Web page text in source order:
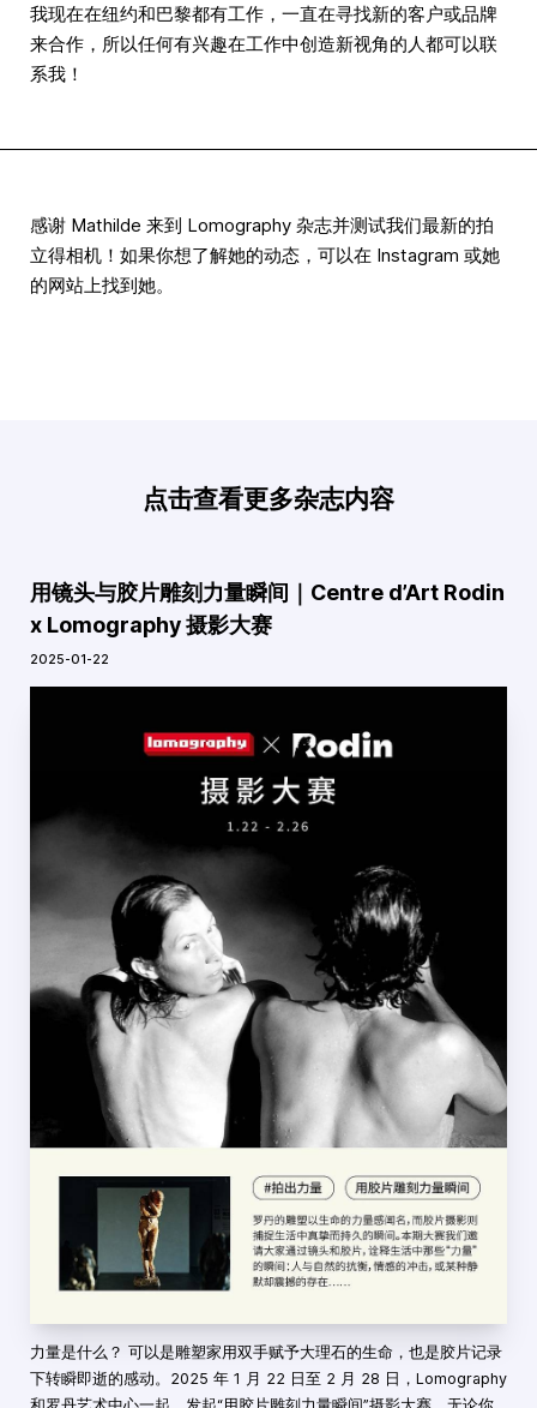
我现在在纽约和巴黎都有工作，一直在寻找新的客户或品牌
来合作，所以任何有兴趣在工作中创造新视角的人都可以联
系我！
感谢 Mathilde 来到 Lomography 杂志并测试我们最新的拍
立得相机！如果你想了解她的动态，可以在 Instagram 或她
的网站上找到她。
点击查看更多杂志内容
用镜头与胶片雕刻力量瞬间｜Centre d’Art Rodin
x Lomography 摄影大赛
2025-01-22
力量是什么？ 可以是雕塑家用双手赋予大理石的生命，也是胶片记录
下转瞬即逝的感动。2025 年 1 月 22 日至 2 月 28 日，Lomography